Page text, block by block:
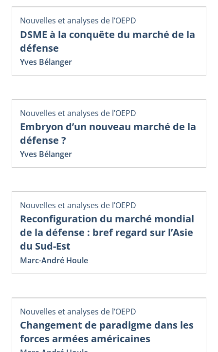
Nouvelles et analyses de l’OEPD
DSME à la conquête du marché de la
défense
Yves Bélanger
Nouvelles et analyses de l’OEPD
Embryon d’un nouveau marché de la
défense ?
Yves Bélanger
Nouvelles et analyses de l’OEPD
Reconfiguration du marché mondial
de la défense : bref regard sur l’Asie
du Sud-Est
Marc-André Houle
Nouvelles et analyses de l’OEPD
Changement de paradigme dans les
forces armées américaines